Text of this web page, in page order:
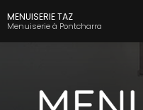
au
contenu
principal
MENUISERIE TAZ
Menuiserie à Pontcharra